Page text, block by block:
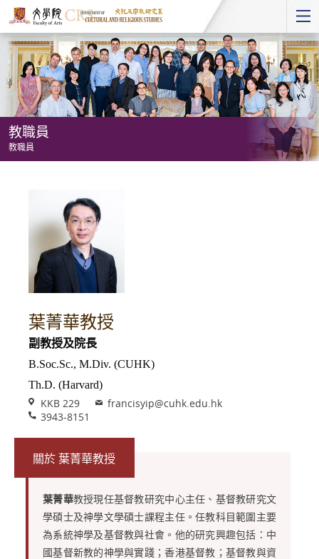
Start
main
Content
教職員
教職員
葉菁華教授
副教授及院長
B.Soc.Sc., M.Div. (CUHK)
Th.D. (Harvard)
VenueKKB 229 Emailfrancisyip@cuhk.edu.hk
Phone3943-8151
關於 葉菁華教授
葉菁華教授現任基督教研究中心主任、基督教研究文
學碩士及神學文學碩士課程主任。任教科目範圍主要
為系統神學及基督教與社會。他的研究興趣包括：中
國基督新教的神學與實踐；香港基督教；基督教與資